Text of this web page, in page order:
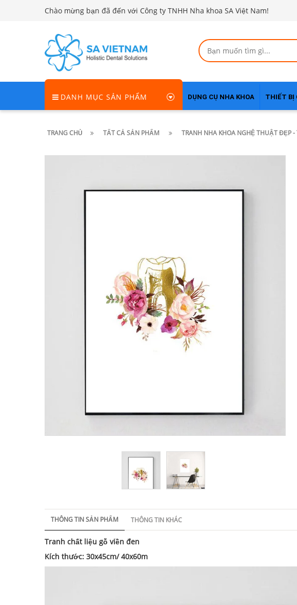
Chào mừng bạn đã đến với Công ty TNHH Nha khoa SA Việt Nam!
DANH MỤC SẢN PHẨM DỤNG CỤ NHA KHOA THIẾT BỊ
TRANG CHỦ TẤT CẢ SẢN PHẨM TRANH NHA KHOA NGHỆ THUẬT ĐẸP -
THÔNG TIN SẢN PHẨM THÔNG TIN KHÁC
Tranh chất liệu gỗ viền đen
Kích thước: 30x45cm/ 40x60m